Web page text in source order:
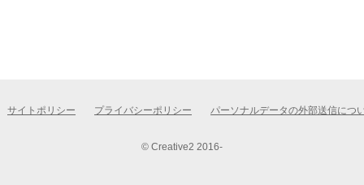
サイトポリシー プライバシーポリシー パーソナルデータの外部送信につ
© Creative2 2016-